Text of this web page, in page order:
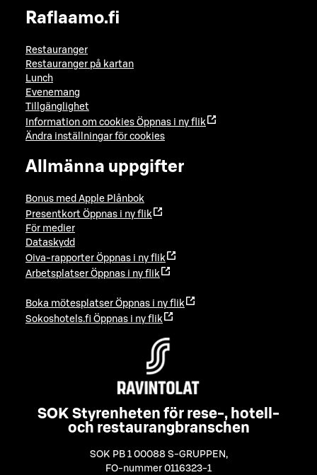
Raflaamo.fi
Restauranger
Restauranger på kartan
Lunch
Evenemang
Tillgänglighet
Information om cookies Öppnas i ny flik
Ändra inställningar för cookies
Allmänna uppgifter
Bonus med Apple Plånbok
Presentkort Öppnas i ny flik
För medier
Dataskydd
Oiva-rapporter Öppnas i ny flik
Arbetsplatser Öppnas i ny flik
Boka mötesplatser Öppnas i ny flik
Sokoshotels.fi Öppnas i ny flik
SOK Styrenheten för rese-, hotell-
och restaurangbranschen
SOK PB 1 00088 S-GRUPPEN ,
FO-nummer 0116323-1